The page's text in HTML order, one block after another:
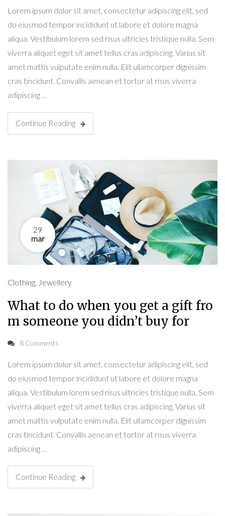
Lorem ipsum dolor sit amet, consectetur adipiscing elit, sed
do eiusmod tempor incididunt ut labore et dolore magna
aliqua. Vestibulum lorem sed risus ultricies tristique nulla. Sem
viverra aliquet eget sit amet tellus cras adipiscing. Varius sit
amet mattis vulputate enim nulla. Elit ullamcorper dignissim
cras tincidunt. Convallis aenean et tortor at risus viverra
adipiscing …
Continue Reading
29
mar
Clothing, Jewellery
What to do when you get a gift fro
m someone you didn’t buy for
8 Comments
Lorem ipsum dolor sit amet, consectetur adipiscing elit, sed
do eiusmod tempor incididunt ut labore et dolore magna
aliqua. Vestibulum lorem sed risus ultricies tristique nulla. Sem
viverra aliquet eget sit amet tellus cras adipiscing. Varius sit
amet mattis vulputate enim nulla. Elit ullamcorper dignissim
cras tincidunt. Convallis aenean et tortor at risus viverra
adipiscing …
Continue Reading